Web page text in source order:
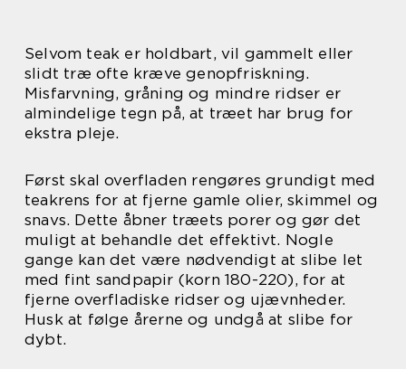
Selvom teak er holdbart, vil gammelt eller
slidt træ ofte kræve genopfriskning.
Misfarvning, gråning og mindre ridser er
almindelige tegn på, at træet har brug for
ekstra pleje.
Først skal overfladen rengøres grundigt med
teakrens for at fjerne gamle olier, skimmel og
snavs. Dette åbner træets porer og gør det
muligt at behandle det effektivt. Nogle
gange kan det være nødvendigt at slibe let
med fint sandpapir (korn 180-220), for at
fjerne overfladiske ridser og ujævnheder.
Husk at følge årerne og undgå at slibe for
dybt.